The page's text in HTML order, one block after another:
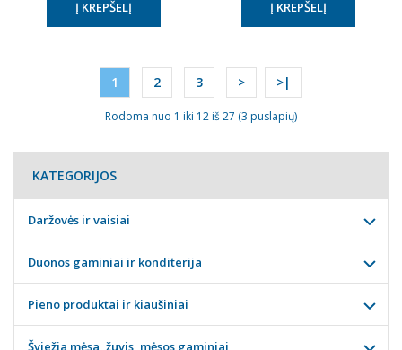
1 2 3 > >|
Rodoma nuo 1 iki 12 iš 27 (3 puslapių)
KATEGORIJOS
Daržovės ir vaisiai
Duonos gaminiai ir konditerija
Pieno produktai ir kiaušiniai
Šviežia mėsa, žuvis, mėsos gaminiai